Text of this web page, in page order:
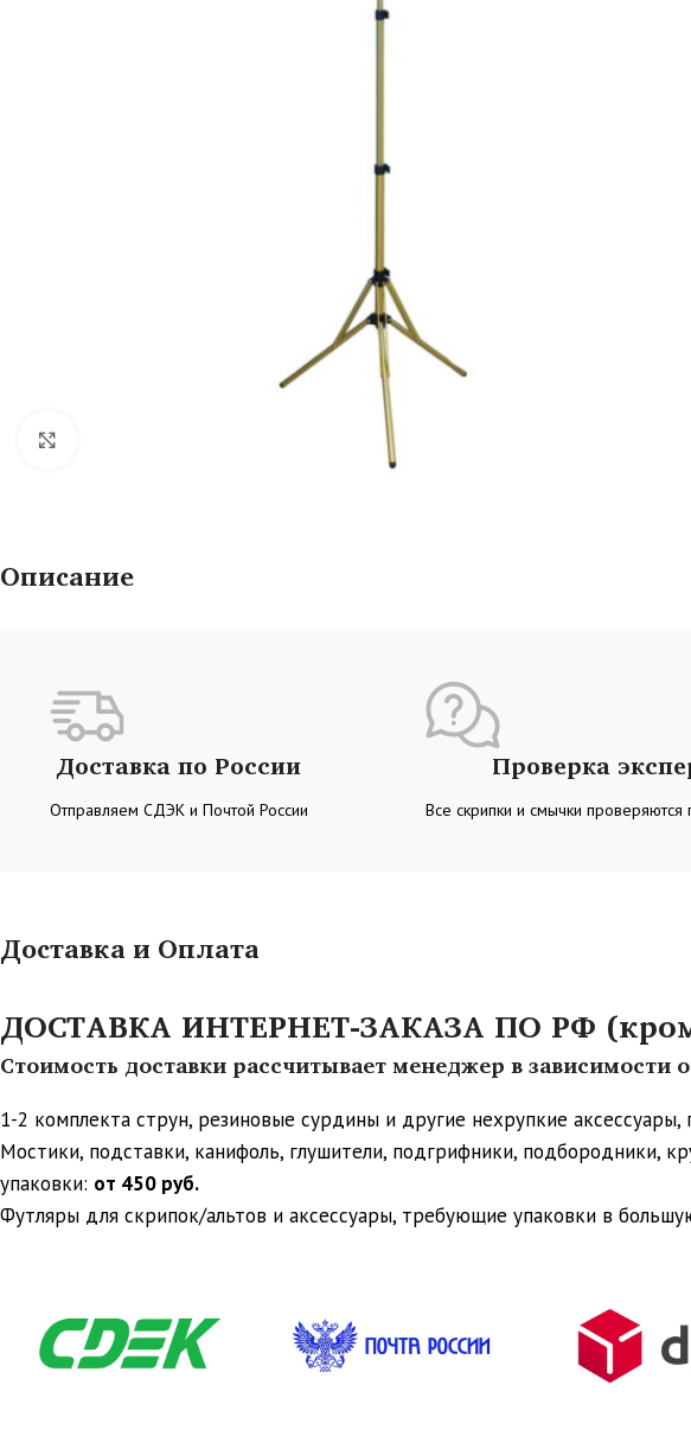
Описание
Доставка по России
Отправляем СДЭК и Почтой России
Проверка
Все скрипки и смычки проверяются
Доставка и Оплата
ДОСТАВКА ИНТЕРНЕТ-ЗАКАЗА ПО РФ
Стоимость доставки рассчитывает менеджер в зависимости
1-2 комплекта струн, резиновые сурдины и другие нехрупкие
Мостики, подставки, канифоль, глушители, подгрифники, подбородники,
упаковки: от 450 руб.
Футляры для скрипок/альтов и аксессуары, требующие упаковки в